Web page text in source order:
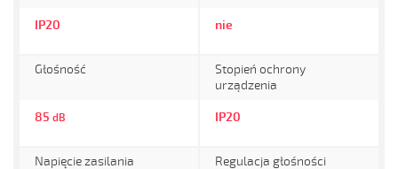
IP20 nie
Głośność
85 dB
Stopień ochrony
urządzenia
IP20
Napięcie zasilania Regulacja głośności